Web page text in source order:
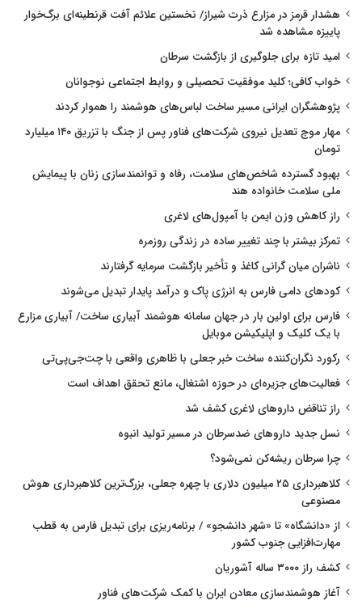
هشدار قرمز در مزارع ذرت شیراز/ نخستین علائم آفت قرنطینه‌ای برگ‌خوار
پاییزه مشاهده شد
امید تازه برای جلوگیری از بازگشت سرطان
خواب کافی؛ کلید موفقیت تحصیلی و روابط اجتماعی نوجوانان
پژوهشگران ایرانی مسیر ساخت لباس‌های هوشمند را هموار کردند
مهار موج تعدیل نیروی شرکت‌های فناور پس از جنگ با تزریق ۱۴۰ میلیارد
تومان
بهبود گسترده شاخص‌های سلامت، رفاه و توانمندسازی زنان با پیمایش
ملی سلامت خانواده هند
راز کاهش وزن ایمن با آمپول‌های لاغری
تمرکز بیشتر با چند تغییر ساده در زندگی روزمره
ناشران میان گرانی کاغذ و تأخیر بازگشت سرمایه گرفتارند
کودهای دامی فارس به انرژی پاک و درآمد پایدار تبدیل می‌شوند
فارس برای اولین بار در جهان سامانه هوشمند آبیاری ساخت/ آبیاری مزارع
با یک کلیک و اپلیکیشن موبایل
رکورد نگران‌کننده ساخت خبر جعلی با ظاهری واقعی با چت‌جی‌پی‌تی
فعالیت‌های جزیره‌ای در حوزه اشتغال، مانع تحقق اهداف است
راز تناقض داروهای لاغری کشف شد
نسل جدید داروهای ضدسرطان در مسیر تولید انبوه
چرا سرطان ریشه‌کن نمی‌شود؟
کلاهبرداری ۲۵ میلیون دلاری با چهره جعلی، بزرگ‌ترین کلاهبرداری هوش
مصنوعی
از «دانشگاه» تا «شهر دانشجو» / برنامه‌ریزی برای تبدیل فارس به قطب
مهارت‌افزایی جنوب کشور
کشف راز ۳۰۰۰ ساله آشوریان
آغاز هوشمندسازی معادن ایران با کمک شرکت‌های فناور